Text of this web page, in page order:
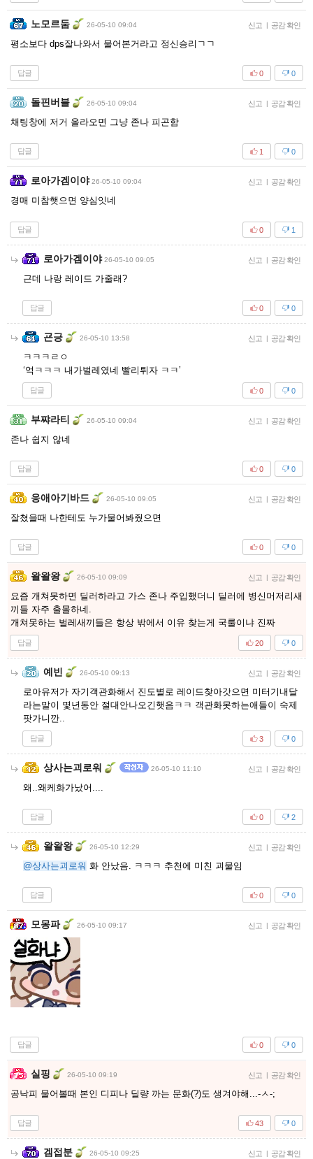
노모르둠 26-05-10 09:04 신고 | 공감 확인
평소보다 dps잘나와서 물어본거라고 정신승리ㄱㄱ
답글 0
0
돌핀버블 26-05-10 09:04 신고 | 공감 확인
채팅창에 저거 올라오면 그냥 존나 피곤함
답글 0
1
로아가겜이야 26-05-10 09:04 신고 | 공감 확인
경매 미참햇으면 양심잇네
답글 1
0
로아가겜이야 26-05-10 09:05 신고 | 공감 확인
근데 나랑 레이드 가줄래?
답글 0
0
굔긍 26-05-10 13:58 신고 | 공감 확인
ㅋㅋㅋㄹㅇ
‘억ㅋㅋㅋ 내가벌레였네 빨리튀자 ㅋㅋ’
답글 0
0
부쨔라티 26-05-10 09:04 신고 | 공감 확인
존나 쉽지 않네
답글 0
0
응애아기바드 26-05-10 09:05 신고 | 공감 확인
잘쳤을때 나한테도 누가물어봐줬으면
답글 0
0
왈왈왕 26-05-10 09:09 신고 | 공감 확인
요즘 개쳐못하면 딜러하라고 가스 존나 주입했더니 딜러에 병신머저리새
끼들 자주 출몰하네.
개쳐못하는 벌레새끼들은 항상 밖에서 이유 찾는게 국룰이냐 진짜
답글 0
20
예빈 26-05-10 09:13 신고 | 공감 확인
로아유저가 자기객관화해서 진도별로 레이드찾아갓으면 미터기내달
라는말이 몇년동안 절대안나오긴햇음ㅋㅋ 객관화못하는애들이 숙제
팟가니깐..
답글 0
3
상사는괴로워 26-05-10 11:10 신고 | 공감 확인
왜..왜케화가났어....
답글 2
0
왈왈왕 26-05-10 12:29 신고 | 공감 확인
@상사는괴로워 화 안났음. ㅋㅋㅋ 추천에 미친 괴물임
답글 0
0
모몽파 26-05-10 09:17 신고 | 공감 확인
답글 0
0
실핑 26-05-10 09:19 신고 | 공감 확인
공낙피 물어볼때 본인 디피나 딜량 까는 문화(?)도 생겨야해...-ㅅ-;
답글 0
43
겜접분 26-05-10 09:25 신고 | 공감 확인